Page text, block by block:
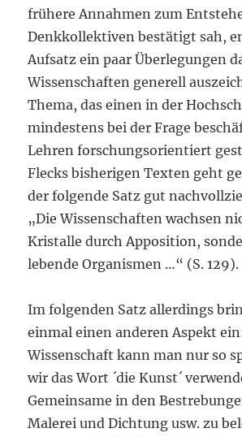
frühere Annahmen zum
Denkkollektiven bestätigt sah,
Aufsatz ein paar Überlegungen
Wissenschaften generell
Thema, das einen in der
mindestens bei der Frage
Lehren forschungsorientiert
Flecks bisherigen Texten geht
der folgende Satz gut
„Die Wissenschaften wachsen
Kristalle durch Apposition,
lebende Organismen …“ (S. 129).
Im folgenden Satz allerdings
einmal einen anderen Aspekt
Wissenschaft kann man nur so
wir das Wort ´die Kunst´
Gemeinsame in den
Malerei und Dichtung usw. zu